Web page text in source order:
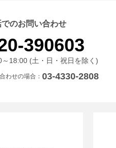
でのお問い合わせ
390603
18時 ドニチシュクジツを除く
～18:00 (土・日・祝日を除く)
わせの場合 03-4330-2808